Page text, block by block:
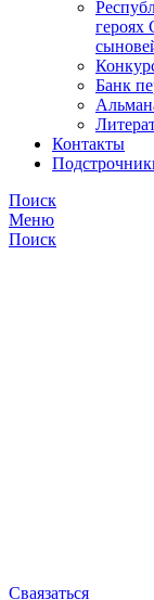
героях
Банк
Контакты
Поиск
Меню
Поиск
Сваязаться